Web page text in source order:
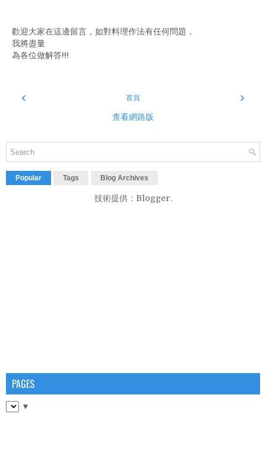
歡迎大家在這邊留言，如對料理作法有任何問題，
我將盡量
為各位做解答!!!
‹ ›
首頁
查看網路版
Popular Tags Blog Archives
技術提供： Blogger.
PAGES
▼